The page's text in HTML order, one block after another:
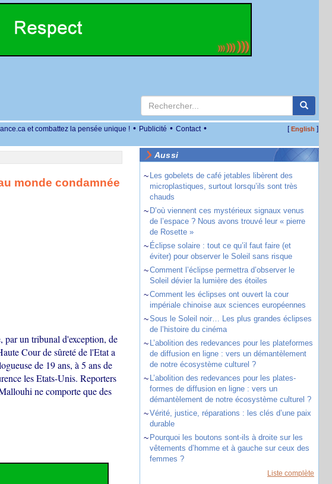
et combattez la pensée unique ! • Publicité • Contact • [English ]
monde condamnée
par un tribunal d'exception, de
Cour de sûreté de l'Etat a
de 19 ans, à 5 ans de
les Etats-Unis. Reporters
ne comporte que des
Aussi
~ Les gobelets de café jetables libèrent des
microplastiques, surtout lorsqu’ils sont très
chauds
~ D’où viennent ces mystérieux signaux venus
de l’espace ? Nous avons trouvé leur « pierre
de Rosette »
~ Éclipse solaire : tout ce qu’il faut faire (et
éviter) pour observer le Soleil sans risque
~Comment l’éclipse permettra d’observer le
Soleil dévier la lumière des étoiles
~Comment les éclipses ont ouvert la cour
impériale chinoise aux sciences européennes
~Sous le Soleil noir… Les plus grandes éclipses
de l’histoire du cinéma
~ L’abolition des redevances pour les plateformes
de diffusion en ligne : vers un démantèlement
de notre écosystème culturel ?
~ L’abolition des redevances pour les plates-
formes de diffusion en ligne : vers un
démantèlement de notre écosystème culturel ?
~Vérité, justice, réparations : les clés d’une paix
durable
~ Pourquoi les boutons sont-ils à droite sur les
vêtements d’homme et à gauche sur ceux des
femmes ?
Liste complète